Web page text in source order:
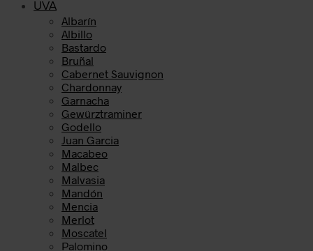
UVA
Albarín
Albillo
Bastardo
Bruñal
Cabernet Sauvignon
Chardonnay
Garnacha
Gewürztraminer
Godello
Juan Garcia
Macabeo
Malbec
Malvasia
Mandón
Mencia
Merlot
Moscatel
Palomino